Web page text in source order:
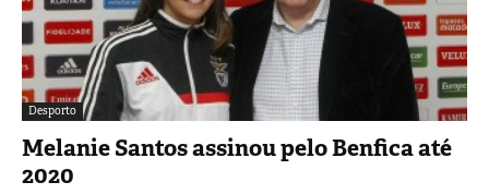
Desporto
Melanie Santos assinou pelo Benfica até
2020